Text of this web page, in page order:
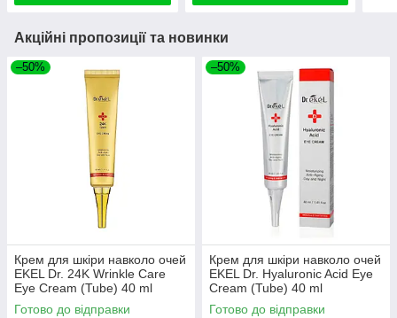
Акційні пропозиції та новинки
–50%
Крем для шкіри навколо очей
EKEL Dr. 24K Wrinkle Care
Eye Cream (Tube) 40 ml
Готово до відправки
–50%
Крем для шкіри навколо очей
EKEL Dr. Hyaluronic Acid Eye
Cream (Tube) 40 ml
Готово до відправки